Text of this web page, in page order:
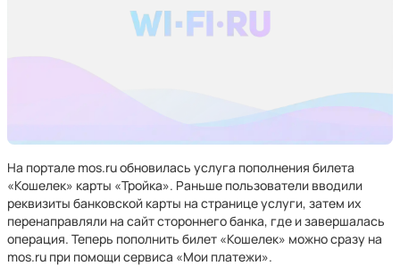
На портале mos.ru обновилась услуга пополнения билета
«Кошелек» карты «Тройка». Раньше пользователи вводили
реквизиты банковской карты на странице услуги, затем их
перенаправляли на сайт стороннего банка, где и завершалась
операция. Теперь пополнить билет «Кошелек» можно сразу на
mos.ru при помощи сервиса «Мои платежи».